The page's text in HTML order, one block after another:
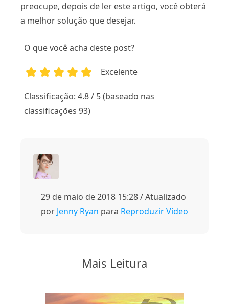
preocupe, depois de ler este artigo, você obterá
a melhor solução que desejar.
O que você acha deste post?
Excelente
Classificação: 4.8 / 5 (baseado nas
classificações 93)
29 de maio de 2018 15:28 / Atualizado
por Jenny Ryan para Reproduzir Vídeo
Mais Leitura